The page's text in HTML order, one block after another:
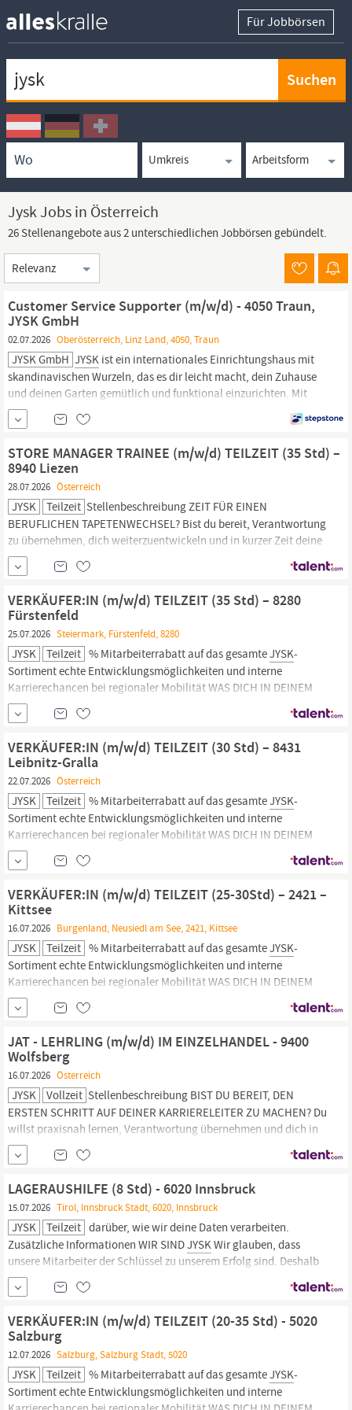
Für Jobbörsen
Ortssuche
Umkreissuche
Arbeitsform
Jysk Jobs in Österreich
26 Stellenangebote aus 2 unterschiedlichen Jobbörsen gebündelt.
Sortierung
Customer Service Supporter (m/w/d) - 4050 Traun,
JYSK GmbH
02.07.2026 Oberösterreich, Linz Land, 4050, Traun
JYSK GmbH JYSK ist ein internationales Einrichtungshaus mit
skandinavischen Wurzeln, das es dir leicht macht, dein Zuhause
und deinen Garten gemütlich und funktional einzurichten. Mit
mehr als 3500 Filialen und Webshops in 49 Ländern ist
JYSK
immer in der Nähe, mit einem großartigen Angebot und
kompetentem Service, bei dem die Kunden sich
STORE MANAGER TRAINEE (m/w/d) TEILZEIT (35 Std) –
8940 Liezen
28.07.2026 Österreich
JYSK Teilzeit Stellenbeschreibung ZEIT FÜR EINEN
BERUFLICHEN TAPETENWECHSEL? Bist du bereit, Verantwortung
zu übernehmen, dich weiterzuentwickeln und in kurzer Zeit deine
Karriere als Filialleitung zu starten? Dann bewirb dich für das
JYSK
Store Manager Trainee Programm! In nur 9 Monaten,
inklusive fünf Wochen interaktiver Schulung, wirst du alles
lernen, um deinen eigenenJYSK -Store zu führen –
VERKÄUFER:IN (m/w/d) TEILZEIT (35 Std) – 8280
Fürstenfeld
25.07.2026 Steiermark, Fürstenfeld, 8280
JYSK Teilzeit % Mitarbeiterrabatt auf das gesamteJYSK-
Sortiment echte Entwicklungsmöglichkeiten und interne
Karrierechancen bei regionaler Mobilität WAS DICH IN DEINEM
NÄCHSTEN JOB ERWARTET Als Verkäufer/in in unserem Store
erwartet dich ein abwechslungsreicher und dynamischer
Arbeitsalltag, denn: du wirst zum Beratungs- und Verkaufsprofi in
allen Bereichen –
VERKÄUFER:IN (m/w/d) TEILZEIT (30 Std) – 8431
Leibnitz-Gralla
22.07.2026 Österreich
JYSK Teilzeit % Mitarbeiterrabatt auf das gesamteJYSK-
Sortiment echte Entwicklungsmöglichkeiten und interne
Karrierechancen bei regionaler Mobilität WAS DICH IN DEINEM
NÄCHSTEN JOB ERWARTET Als Verkäufer/in in unserem Store
erwartet dich ein abwechslungsreicher und dynamischer
Arbeitsalltag, denn: du wirst zum Beratungs- und Verkaufsprofi in
allen Bereichen –
VERKÄUFER:IN (m/w/d) TEILZEIT (25-30Std) – 2421 –
Kittsee
16.07.2026 Burgenland, Neusiedl am See, 2421, Kittsee
JYSK Teilzeit % Mitarbeiterrabatt auf das gesamteJYSK-
Sortiment echte Entwicklungsmöglichkeiten und interne
Karrierechancen bei regionaler Mobilität WAS DICH IN DEINEM
NÄCHSTEN JOB ERWARTET Als Verkäufer/in in unserem Store
erwartet dich ein abwechslungsreicher und dynamischer
Arbeitsalltag, denn: du wirst zum Beratungs- und Verkaufsprofi in
allen Bereichen –
JAT - LEHRLING (m/w/d) IM EINZELHANDEL - 9400
Wolfsberg
16.07.2026 Österreich
JYSK Vollzeit Stellenbeschreibung BIST DU BEREIT, DEN
ERSTEN SCHRITT AUF DEINER KARRIERELEITER ZU MACHEN? Du
willst praxisnah lernen, Verantwortung übernehmen und dich in
einem abwechslungsreichen Arbeitsalltag weiterentwickeln?
Bewirb dich jetzt und starte deine Lehre bei
! WAS WIR DIR
LAGERAUSHILFE (8 Std) - 6020 Innsbruck
15.07.2026 Tirol, Innsbruck Stadt, 6020, Innsbruck
JYSK Teilzeit darüber, wie wir deine Daten verarbeiten.
Zusätzliche Informationen WIR SINDJYSKWir glauben, dass
unsere Mitarbeiter der Schlüssel zu unserem Erfolg sind. Deshalb
bemühen wir uns, ihnen Entwicklungsmöglichkeiten zu bieten
und neue Herausforderungen innerhalb von
zu finden. Seit
unser Gründer, Lars Larsen, 1979 seinen ersten...
VERKÄUFER:IN (m/w/d) TEILZEIT (20-35 Std) - 5020
Salzburg
12.07.2026 Salzburg, Salzburg Stadt, 5020
JYSK Teilzeit % Mitarbeiterrabatt auf das gesamteJYSK-
Sortiment echte Entwicklungsmöglichkeiten und interne